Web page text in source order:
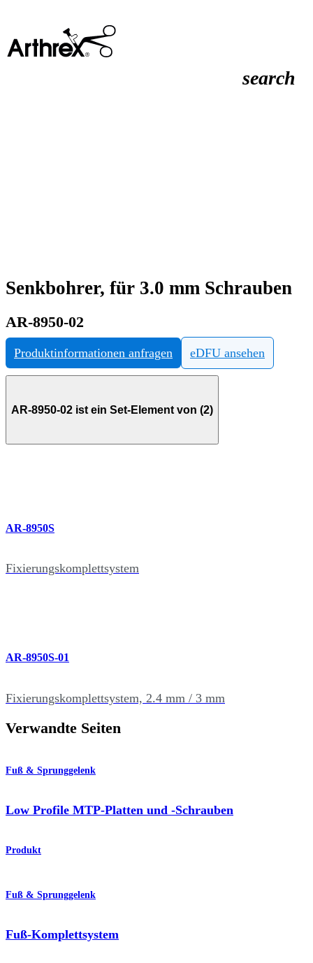
search
Senkbohrer, für 3.0 mm Schrauben
AR-8950-02
Produktinformationen anfragen eDFU ansehen
AR-8950-02 ist ein Set-Element von (2)
AR-8950S
Fixierungskomplettsystem
AR-8950S-01
Fixierungskomplettsystem, 2.4 mm / 3 mm
Verwandte Seiten
Fuß & Sprunggelenk
Low Profile MTP-Platten und -Schrauben
Produkt
Fuß & Sprunggelenk
Fuß-Komplettsystem